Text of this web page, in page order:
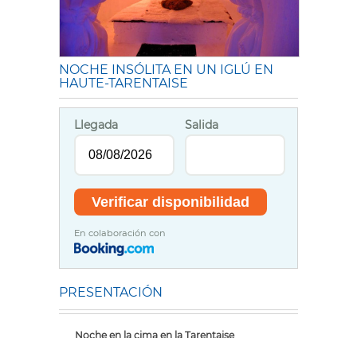
NOCHE INSÓLITA EN UN IGLÚ EN
HAUTE-TARENTAISE
Llegada Salida
En colaboración con
PRESENTACIÓN
Noche en la cima en la Tarentaise